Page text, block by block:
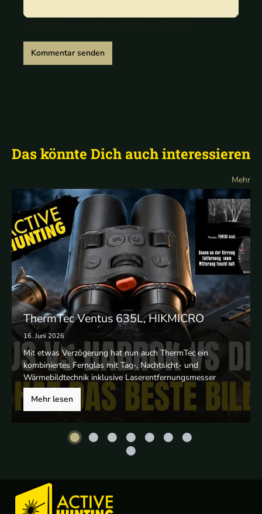
Kommentar senden
Das könnte Dich auch interessieren
Mehr
ThermTec Ventus 635L, HIKMICRO
Habrok 35L und Pixfra Draco 635 im
Praxisvergleich
16. Juni 2026
Mit etwas Verzögerung hat nun auch ThermTec ein
kombiniertes Fernglas mit Tag-, Nachtsicht- und
Wärmebildtechnik inklusive Laserentfernungsmesser
vorgestellt. Das ThermTec Ventus 635L tritt damit gegen
etablierte Modelle wie das HIKMICRO Habrok 35L und
das Pixfra Draco 635 an. Grund genug für einen direkten
Mehr lesen